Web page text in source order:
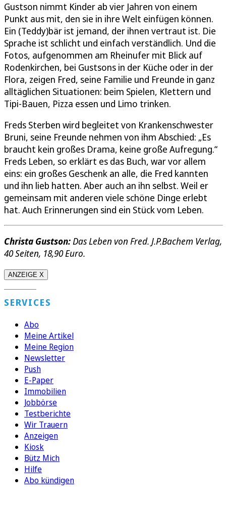
Gustson nimmt Kinder ab vier Jahren von einem
Punkt aus mit, den sie in ihre Welt einfügen können.
Ein (Teddy)bär ist jemand, der ihnen vertraut ist. Die
Sprache ist schlicht und einfach verständlich. Und die
Fotos, aufgenommen am Rheinufer mit Blick auf
Rodenkirchen, bei Gustsons in der Küche oder in der
Flora, zeigen Fred, seine Familie und Freunde in ganz
alltäglichen Situationen: beim Spielen, Klettern und
Tipi-Bauen, Pizza essen und Limo trinken.
Freds Sterben wird begleitet von Krankenschwester
Bruni, seine Freunde nehmen von ihm Abschied: „Es
braucht kein großes Drama, keine große Aufregung.“
Freds Leben, so erklärt es das Buch, war vor allem
eins: ein großes Geschenk an alle, die Fred kannten
und ihn lieb hatten. Aber auch an ihn selbst. Weil er
gemeinsam mit anderen viele schöne Dinge erlebt
hat. Auch Erinnerungen sind ein Stück vom Leben.
Christa Gustson:Das Leben von Fred. J.P.Bachem Verlag,
40 Seiten, 18,90 Euro.
ANZEIGE X
SERVICES
Abo
Meine Artikel
Meine Region
Newsletter
Push
E-Paper
Immobilien
Jobbörse
Testberichte
Wir Trauern
Anzeigen
Kiosk
Bütz Mich
Hilfe
Abo kündigen